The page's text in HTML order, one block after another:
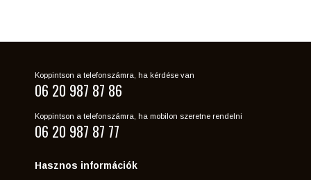
Koppintson a telefonszámra, ha kérdése van
06 20 987 87 86
Koppintson a telefonszámra, ha mobilon szeretne rendelni
06 20 987 87 77
Hasznos információk